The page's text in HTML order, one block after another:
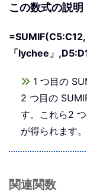
この数式の説明
「lychee」
1 つ目の
2 つ目の
す。これら2
が得られます。
関連関数